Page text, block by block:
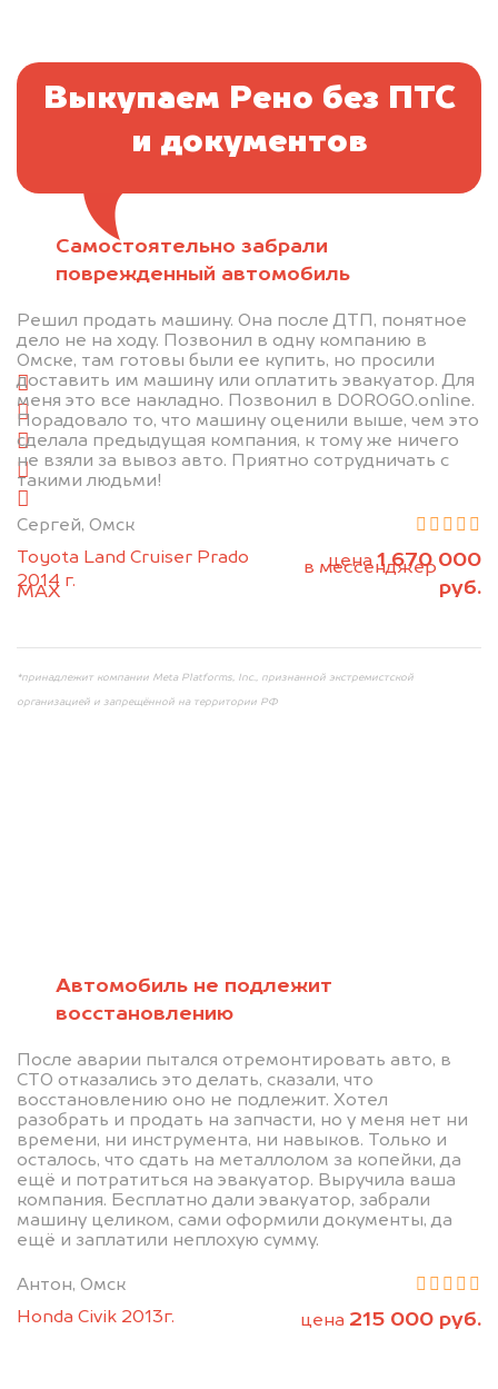
Самостоятельно забрали
поврежденный автомобиль
Решил продать машину. Она после ДТП, понятное
дело не на ходу. Позвонил в одну компанию в
Омске, там готовы были ее купить, но просили
доставить им машину или оплатить эвакуатор. Для
меня это все накладно. Позвонил в DOROGO.online.
Порадовало то, что машину оценили выше, чем это
сделала предыдущая компания, к тому же ничего
не взяли за вывоз авто. Приятно сотрудничать с
такими людьми!
Сергей, Омск
Toyota Land Cruiser Prado
2014 г.
цена1 670 000
руб.
Автомобиль не подлежит
восстановлению
После аварии пытался отремонтировать авто, в
СТО отказались это делать, сказали, что
восстановлению оно не подлежит. Хотел
разобрать и продать на запчасти, но у меня нет ни
времени, ни инструмента, ни навыков. Только и
осталось, что сдать на металлолом за копейки, да
ещё и потратиться на эвакуатор. Выручила ваша
компания. Бесплатно дали эвакуатор, забрали
машину целиком, сами оформили документы, да
ещё и заплатили неплохую сумму.
Антон, Омск
Honda Civik 2013г.
цена 215 000 руб.
Выкупаем Рено без ПТС
и документов
Отправьте фотографии автомобиля — через
1. Сфотографируйте машину:
спереди
сзади
слева
+79584983298 по WhatsApp*, в мессенджер
MAX
*принадлежит компании Meta Platforms, Inc., признанной экстремистской
организацией и запрещённой на территории РФ
БЕСПЛАТНО
разборку.
Мы купим ваше авто на 20.000 руб.
дороже, чем предлагают на
автоаукционах.